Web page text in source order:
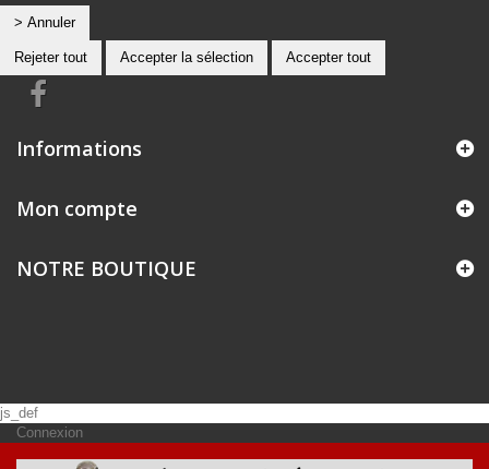
> Annuler
Rejeter tout Accepter la sélection Accepter tout
Informations
Mon compte
NOTRE BOUTIQUE
js_def
Connexion